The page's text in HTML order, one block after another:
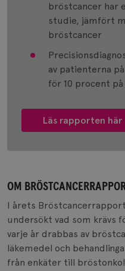
bröstcancer har
studie, jämfört
bröstcancer
av patienterna
för 10 procent
Läs rapporten här
OM
I årets
undersökt vad som krävs
varje år drabbas av
läkemedel och
från enkäter till